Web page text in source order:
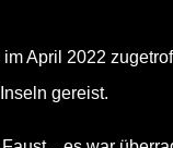
April 2022
gereist.